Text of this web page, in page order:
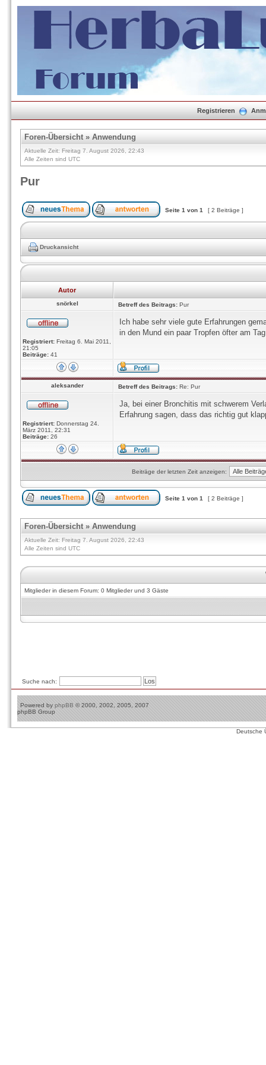
Registrieren
Foren-Übersicht» Anwendung
Aktuelle Zeit: Freitag 7. August 2026, 22:43
Alle Zeiten sind UTC
Pur
Seite 1 von 1 [ 2 Beiträge ]
Druckansicht
Autor
snörkel Betreff des Beitrags: Pur
Registriert: Freitag 6. Mai 2011,
21:05
Beiträge: 41
Ich habe sehr viele gute Erfahrungen
in den Mund ein paar Tropfen öfter am
aleksander Betreff des Beitrags: Re: Pur
Registriert: Donnerstag 24.
März 2011, 22:31
Beiträge: 26
Ja, bei einer Bronchitis mit schwerem
Erfahrung sagen, dass das richtig gut
Beiträge der letzten Zeit anzeigen:
Seite 1 von 1 [ 2 Beiträge ]
Foren-Übersicht» Anwendung
Aktuelle Zeit: Freitag 7. August 2026, 22:43
Alle Zeiten sind UTC
Mitglieder in diesem Forum: 0 Mitglieder und 3 Gäste
Suche nach:
Powered by phpBB © 2000, 2002, 2005, 2007
phpBB Group
Deutsche